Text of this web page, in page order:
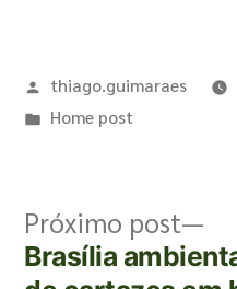
thiago.guimaraes
Home post
Próximo post
Brasília